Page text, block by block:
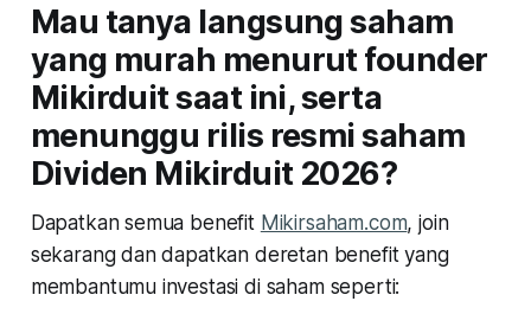
Mau tanya langsung saham
yang murah menurut founder
Mikirduit saat ini, serta
menunggu rilis resmi saham
Dividen Mikirduit 2026?
Dapatkan semua benefit Mikirsaham.com, join
sekarang dan dapatkan deretan benefit yang
membantumu investasi di saham seperti: